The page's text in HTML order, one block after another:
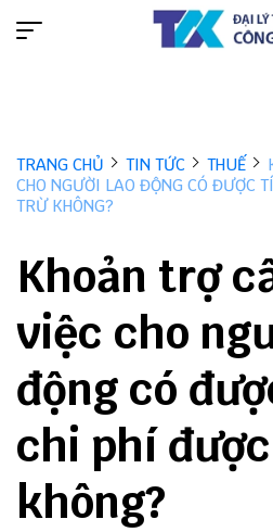
TRANG CHỦ TIN TỨC THUẾ
CHO NGƯỜI LAO ĐỘNG CÓ ĐƯỢC
TRỪ KHÔNG?
Khoản trợ
việc cho
động có
chi phí
không?